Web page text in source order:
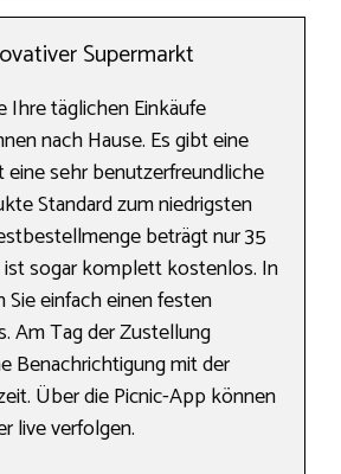
Supermarkt
Ihre täglichen Einkäufe
nach Hause. Es gibt eine
eine sehr benutzerfreundliche
Standard zum niedrigsten
beträgt nur 35
ist sogar komplett kostenlos. In
einfach einen festen
Am Tag der Zustellung
Benachrichtigung mit der
Über die Picnic-App können
live verfolgen.